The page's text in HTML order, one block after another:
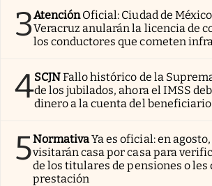
3AtenciónOficial: Ciudad de
Veracruz anularán la licencia de
los conductores que cometen
4SCJNFallo histórico de la
de los jubilados, ahora el IMSS
dinero a la cuenta del beneficiario
5NormativaYa es oficial: en
visitarán casa por casa para
de los titulares de pensiones o les
prestación